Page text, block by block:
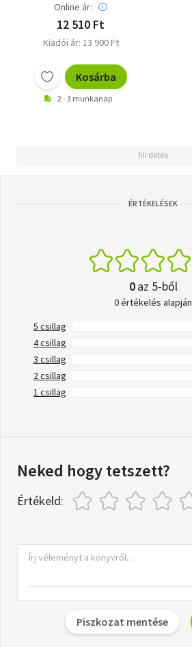
Online ár:
12 510 Ft
Kiadói ár: 13 900 Ft
Kosárba
2 - 3 munkanap
ÉRTÉKELÉSEK
0az 5-ből
0 értékelés alapján
5 csillag
4 csillag
3 csillag
2 csillag
1 csillag
Neked hogy tetszett?
Értékeld:
Piszkozat mentése